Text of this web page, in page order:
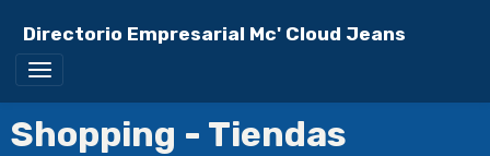
Directorio Empresarial Mc' Cloud Jeans
Shopping - Tiendas